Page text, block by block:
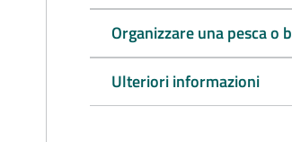
Organizzare una pesca o
Ulteriori informazioni